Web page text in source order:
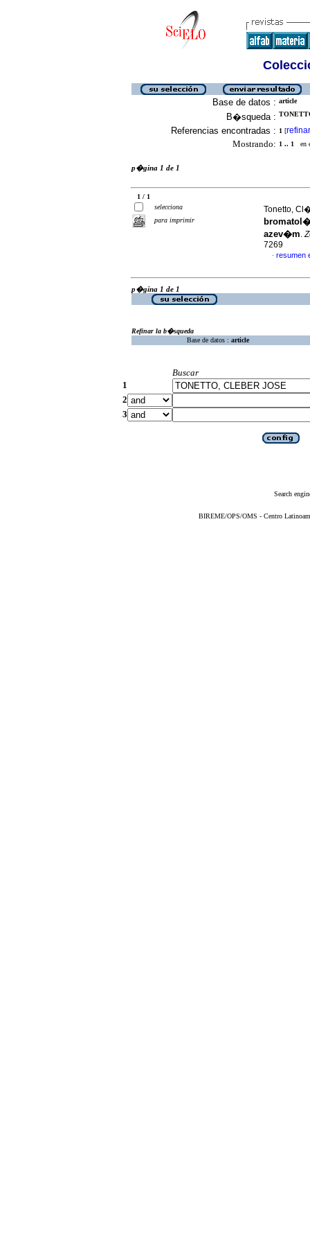
Base de datos : article
B�squeda :
Referencias encontradas : 1 [refinar
Mostrando: 1 .. 1 en
p�gina 1 de 1
1 / 1
selecciona
para imprimir
Tonetto,
azev�m.
7269
· resumen
p�gina 1 de 1
Refinar la b�squeda
Base de datos : article
Buscar
1
2
3
Search
BIREME/OPS/OMS - Centro